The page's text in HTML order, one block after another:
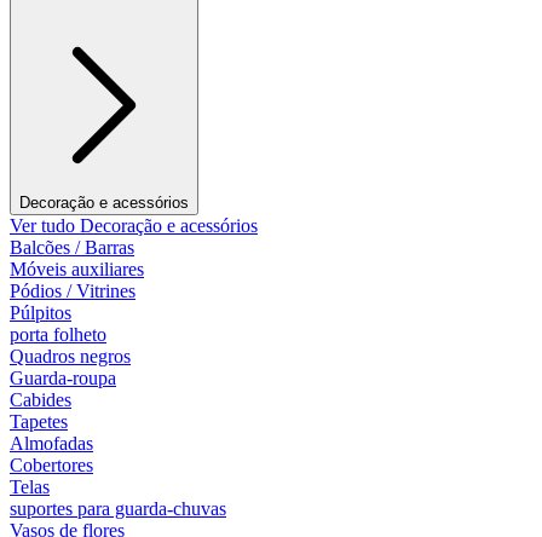
Decoração e acessórios
Ver tudo Decoração e acessórios
Balcões / Barras
Móveis auxiliares
Pódios / Vitrines
Púlpitos
porta folheto
Quadros negros
Guarda-roupa
Cabides
Tapetes
Almofadas
Cobertores
Telas
suportes para guarda-chuvas
Vasos de flores